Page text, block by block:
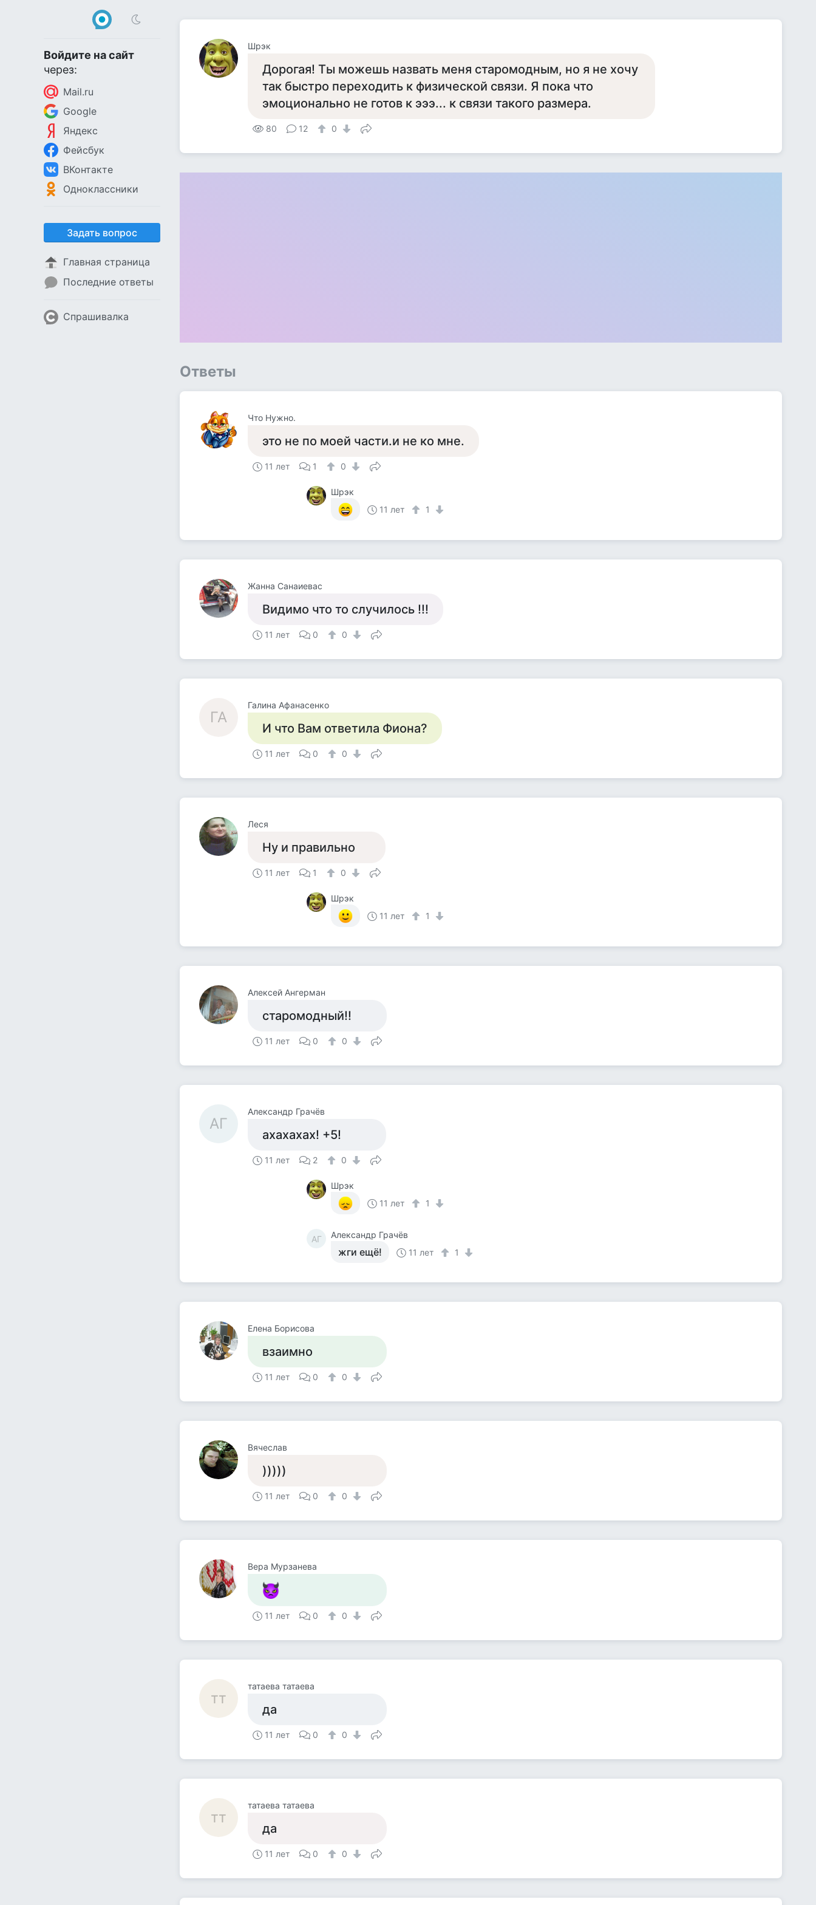
Войдите на сайт
через:
Mail.ru
Google
Яндекс
Фейсбук
ВКонтакте
Одноклассники
Задать вопрос
Главная страница
Последние ответы
Спрашивалка
Шрэк
Дорогая! Ты можешь назвать меня старомодным, но я не хочу
так быстро переходить к физической связи. Я пока что
эмоционально не готов к эээ... к связи такого размера.
80 12 0
Ответы
Что Нужно.
это не по моей части.и не ко мне.
11 лет 1 0
Шрэк
11 лет
1
Жанна Санаиевас
Видимо что то случилось !!!
11 лет 0 0
ГА
Галина Афанасенко
И что Вам ответила Фиона?
11 лет 0 0
Леся
Ну и правильно
11 лет 1 0
Шрэк
11 лет
1
Алексей Ангерман
старомодный!!
11 лет 0 0
АГ
Александр Грачёв
ахахахах! +5!
11 лет 2 0
Шрэк
11 лет
1
АГ Александр Грачёв
жги ещё! 11 лет 1
Елена Борисова
взаимно
11 лет 0 0
Вячеслав
)))))
11 лет 0 0
Вера Мурзанева
11 лет 0 0
тт
татаева татаева
да
11 лет 0 0
тт
татаева татаева
да
11 лет 0 0